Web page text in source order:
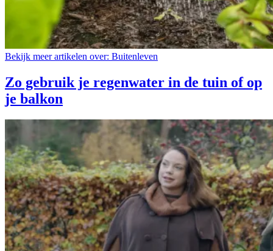
Bekijk meer artikelen over: Buitenleven
Zo gebruik je regenwater in de tuin of op
je balkon